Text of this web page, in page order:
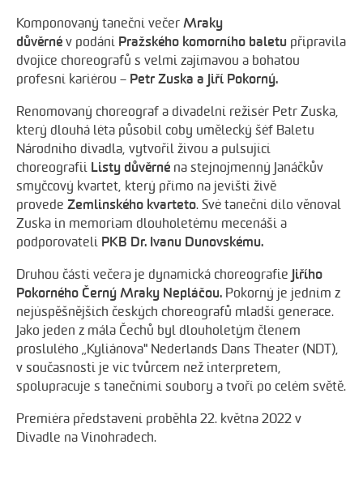
Komponovaný taneční večerMraky
důvěrnév podání Pražského komorního baletu připravila
dvojice choreografů s velmi zajímavou a bohatou
profesní kariérou – Petr Zuska a Jiří Pokorný.
Renomovaný choreograf a divadelní režisér Petr Zuska,
který dlouhá léta působil coby umělecký šéf Baletu
Národního divadla, vytvořil živou a pulsující
choreografii Listy důvěrné na stejnojmenný Janáčkův
smyčcový kvartet, který přímo na jevišti živě
provede Zemlinského kvarteto. Své taneční dílo věnoval
Zuska in memoriam dlouholetému mecenáši a
podporovateli PKB Dr. Ivanu Dunovskému.
Druhou částí večera je dynamická choreografie Jiřího
Pokorného Černý Mraky Nepláčou. Pokorný je jedním z
nejúspěšnějších českých choreografů mladší generace.
Jako jeden z mála Čechů byl dlouholetým členem
proslulého „Kyliánova" Nederlands Dans Theater (NDT),
v současnosti je víc tvůrcem než interpretem,
spolupracuje s tanečními soubory a tvoří po celém světě.
Premiéra představení proběhla 22. května 2022 v
Divadle na Vinohradech.